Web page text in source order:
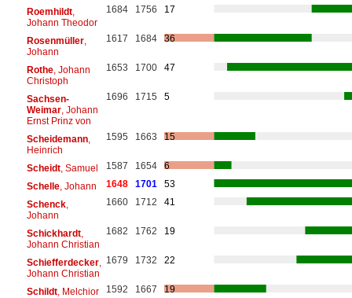
Roemhildt,
Johann Theodor
1684 1756 17
Rosenmüller,
Johann
1617 1684 36
Rothe, Johann
Christoph
1653 1700 47
Sachsen-
Weimar, Johann
Ernst Prinz von
1696 1715 5
Scheidemann,
Heinrich
1595 1663 15
Scheidt, Samuel 1587 1654
6
Schelle, Johann 1648 1701
53
Schenck,
Johann
1660 1712 41
Schickhardt,
Johann Christian
1682 1762 19
Schiefferdecker,
Johann Christian
1679 1732 22
Schildt, Melchior 1592 1667
19